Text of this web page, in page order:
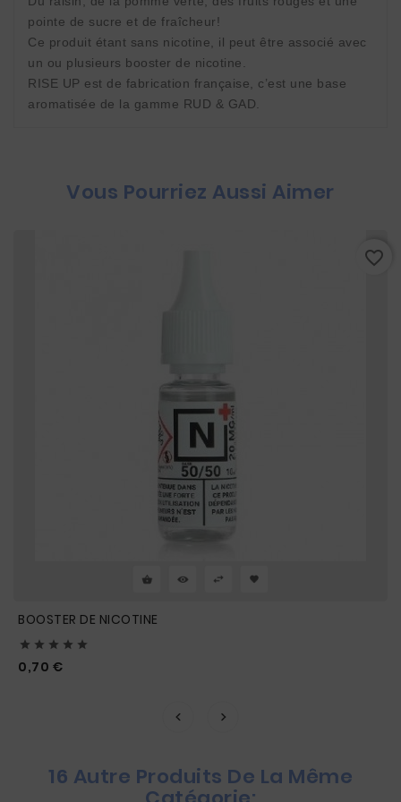
pointe de sucre et de fraîcheur!
Ce produit étant sans nicotine, il peut être associé avec
un ou plusieurs booster de nicotine.
RISE UP est de fabrication française, c’est une base
aromatisée de la gamme RUD & GAD.
Vous Pourriez Aussi Aimer
BOOSTER DE NICOTINE
    
0,70 €
favorite_border
16 Autre Produits De La Même